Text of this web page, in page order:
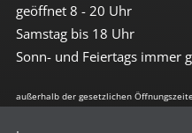
geöffnet 8 - 20 Uhr
Samstag bis 18 Uhr
Sonn- und Feiertags immer
außerhalb der gesetzlichen